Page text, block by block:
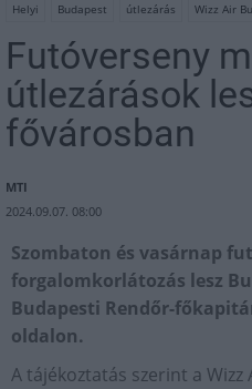
Helyi Budapest útlezárás Wizz Air
Futóverseny
útlezárások
fővárosban
MTI
2024.09.07. 08:00
Szombaton és vasárnap
forgalomkorlátozás lesz
Budapesti Rendőr-
oldalon.
A tájékoztatás szerint a